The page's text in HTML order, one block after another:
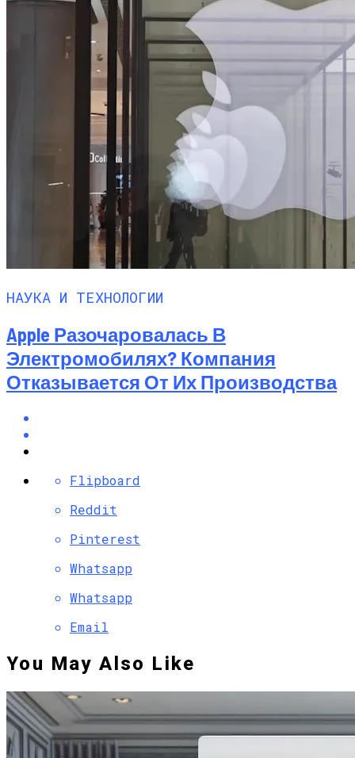
НАУКА И ТЕХНОЛОГИИ
Apple Разочаровалась В
Электромобилях? Компания
Отказывается От Их Производства
Flipboard
Reddit
Pinterest
Whatsapp
Whatsapp
Email
You May Also Like